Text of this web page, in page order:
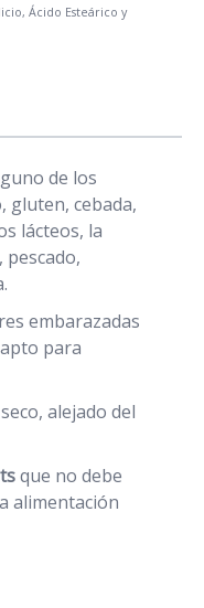
Ácido Esteárico y
de los
gluten, cebada,
lácteos, la
pescado,
embarazadas
para
alejado del
que no debe
alimentación